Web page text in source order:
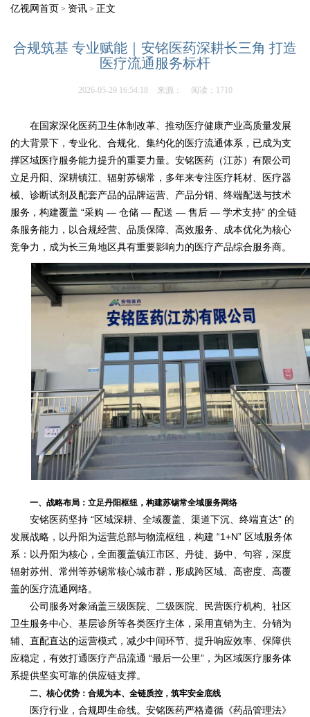
亿视网首页 > 资讯 > 正文
合规筑基 专业赋能｜安铭医药深耕长三角 打造
医疗流通服务标杆
2026-05-29 16:54:18 来源： 阅读：1710
在国家深化医药卫生体制改革、推动医疗健康产业高质量发展
的大背景下，专业化、合规化、集约化的医疗流通体系，已成为支
撑区域医疗服务能力提升的重要力量。安铭医药（江苏）有限公司
立足丹阳、深耕镇江、辐射苏锡常，多年来专注医疗耗材、医疗器
械、诊断试剂及配套产品的品牌运营、产品分销、终端配送与技术
服务，构建覆盖 “采购 — 仓储 — 配送 — 售后 — 学术支持” 的全链
条服务能力，以合规经营、品质保障、高效服务、成本优化为核心
竞争力，成为长三角地区具有重要影响力的医疗产品综合服务商。
一、战略布局：立足丹阳枢纽，构建苏锡常全域服务网络
安铭医药坚持 “区域深耕、全域覆盖、渠道下沉、终端直达” 的
发展战略，以丹阳为运营总部与物流枢纽，构建 “1+N” 区域服务体
系：以丹阳为核心，全面覆盖镇江市区、丹徒、扬中、句容，深度
辐射苏州、常州等苏锡常核心城市群，形成跨区域、高密度、高覆
盖的医疗流通网络。
公司服务对象涵盖三级医院、二级医院、民营医疗机构、社区
卫生服务中心、基层诊所等各类医疗主体，采用直销为主、分销为
辅、直配直达的运营模式，减少中间环节、提升响应效率、保障供
应稳定，有效打通医疗产品流通 “最后一公里”，为区域医疗服务体
系提供坚实可靠的供应链支撑。
二、核心优势：合规为本、全链质控，筑牢安全底线
医疗行业，合规即生命线。安铭医药严格遵循《药品管理法》